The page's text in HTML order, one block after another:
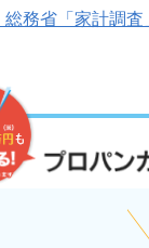
務省「家計調査